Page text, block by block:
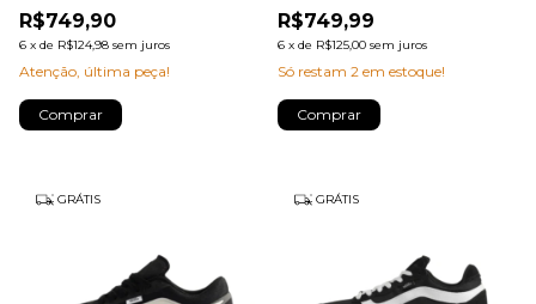
R$749,90
6 x de R$124,98 sem juros
Atenção, última peça!
Comprar
R$749,99
6 x de R$125,00 sem juros
Só restam 2 em estoque!
Comprar
GRÁTIS GRÁTIS